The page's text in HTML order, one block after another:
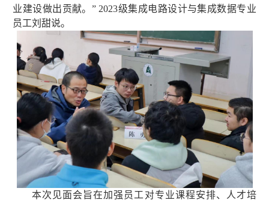
业建设做出贡献。”2023级集成电路设计与集成数据专业
员工刘甜说。
本次见面会旨在加强员工对专业课程安排、人才培